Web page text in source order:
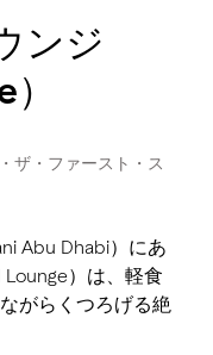
ンジ
ザ・ファースト・ス
Abu Dhabi）にあ
）は、軽食
がらくつろげる絶